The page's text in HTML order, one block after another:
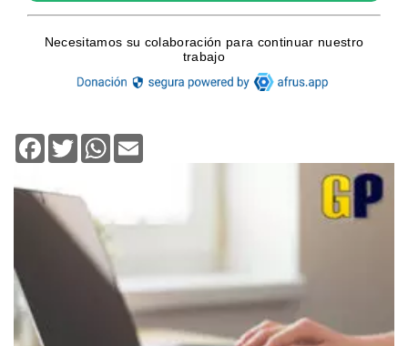
Facebook
TwitterWhatsApp